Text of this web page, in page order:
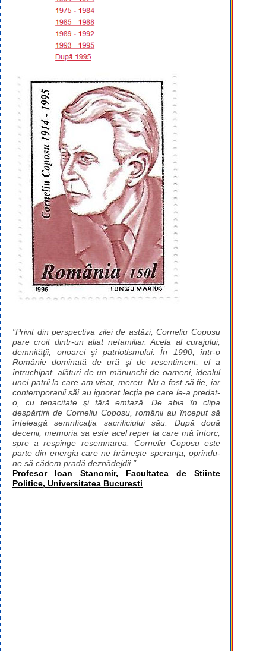
"Privit din perspectiva zilei de astăzi, Corneliu Coposu
pare croit dintr-un aliat nefamiliar. Acela al curajului,
demnităţii, onoarei şi patriotismului. În 1990, într-o
Românie dominată de ură şi de resentiment, el a
întruchipat, alături de un mănunchi de oameni, idealul
unei patrii la care am visat, mereu. Nu a fost să fie, iar
contemporanii săi au ignorat lecţia pe care le-a predat-
o, cu tenacitate şi fără emfază. De abia în clipa
despărţirii de Corneliu Coposu, românii au început să
înţeleagă semnficaţia sacrificiului său. După două
decenii, memoria sa este acel reper la care mă întorc,
spre a respinge resemnarea. Corneliu Coposu este
parte din energia care ne hrăneşte speranţa, oprindu-
ne să cădem pradă deznădejdii."
Profesor Ioan Stanomir, Facultatea de Stiinte
Politice, Universitatea Bucuresti